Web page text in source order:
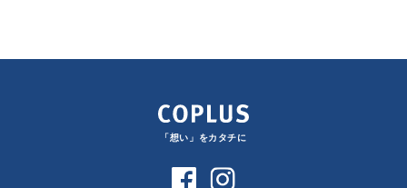
「想い」をカタチに